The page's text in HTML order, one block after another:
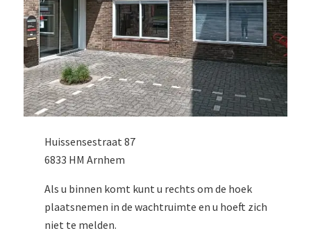
Huissensestraat 87
6833 HM Arnhem
Als u binnen komt kunt u rechts om de hoek
plaatsnemen in de wachtruimte en u hoeft zich
niet te melden.